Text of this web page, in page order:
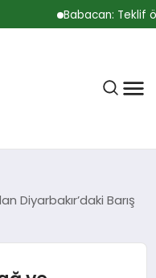
Babacan: Teklif
Diyarbakır’daki Barış